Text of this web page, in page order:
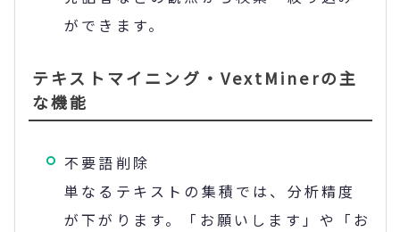
ができます。
テキストマイニング・VextMinerの主
な機能
不要語削除
単なるテキストの集積では、分析精度
が下がります。「お願いします」や「お